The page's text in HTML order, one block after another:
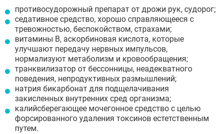
противосудорожный препарат от дрожи рук, судорог;
седативное средство, хорошо справляющееся с
тревожностью, беспокойством, страхами;
витамины B, аскорбиновая кислота, которые
улучшают передачу нервных импульсов,
нормализуют метаболизм и кровообращения;
транквилизатор от бессонницы, неадекватного
поведения, непродуктивных размышлений;
натрия бикарбонат для подщелачивания
закисленных внутренних сред организма;
калийсберегающее мочегонное средство с целью
форсированного удаления токсинов естетственным
путем.